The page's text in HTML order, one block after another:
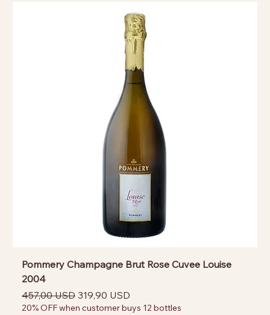
Pommery Champagne Brut Rose Cuvee Louise
2004
Prezzo regolare
457,00 USD Prezzo scontato
319,90 USD
20% OFF when customer buys 12 bottles